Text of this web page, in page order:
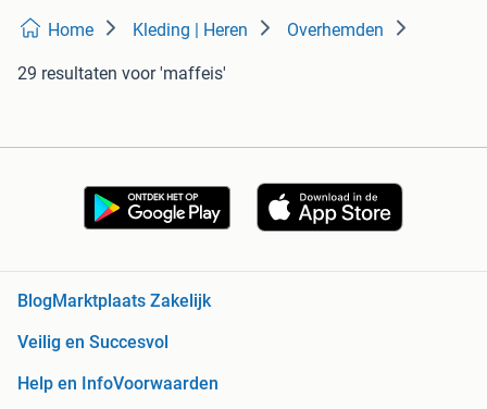
Home Kleding | Heren Overhemden
29 resultaten voor 'maffeis'
BlogMarktplaats Zakelijk
Veilig en Succesvol
Help en InfoVoorwaarden